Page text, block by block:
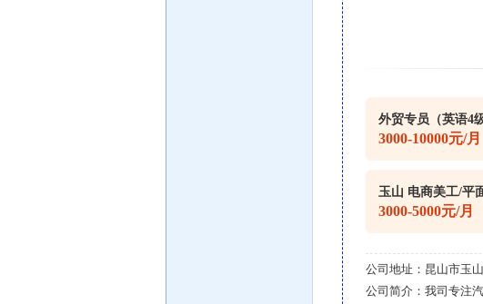
外贸专员（英语4
3000-10000元/月
玉山 电商美工/平
3000-5000元/月
公司地址： 昆山市玉
公司简介： 我司专注